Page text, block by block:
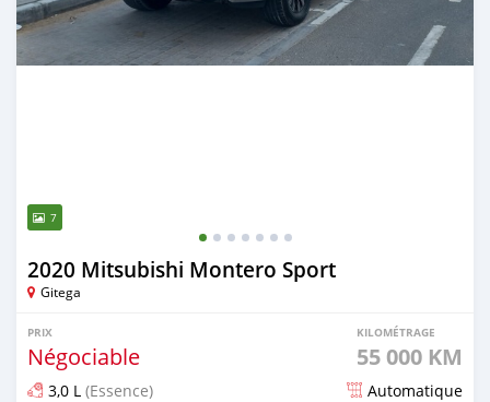
7
2020 Mitsubishi Montero Sport
Gitega
PRIX
Négociable
KILOMÉTRAGE
55 000 KM
3,0 L (Essence) Automatique